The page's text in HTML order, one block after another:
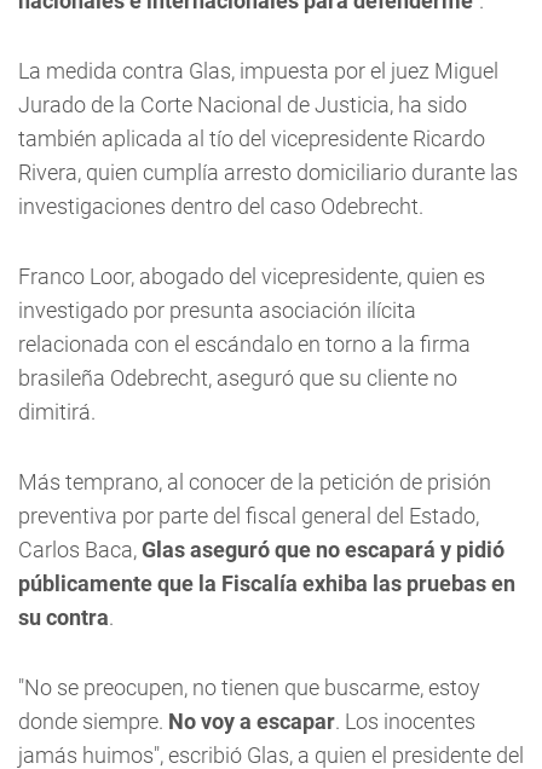
La medida contra Glas, impuesta por el juez Miguel
Jurado de la Corte Nacional de Justicia, ha sido
también aplicada al tío del vicepresidente Ricardo
Rivera, quien cumplía arresto domiciliario durante las
investigaciones dentro del caso Odebrecht.
Franco Loor, abogado del vicepresidente, quien es
investigado por presunta asociación ilícita
relacionada con el escándalo en torno a la firma
brasileña Odebrecht, aseguró que su cliente no
dimitirá.
Más temprano, al conocer de la petición de prisión
preventiva por parte del fiscal general del Estado,
Carlos Baca,Glas aseguró que no escapará y pidió
públicamente que la Fiscalía exhiba las pruebas en
su contra.
"No se preocupen, no tienen que buscarme, estoy
donde siempre. No voy a escapar. Los inocentes
jamás huimos", escribió Glas, a quien el presidente del